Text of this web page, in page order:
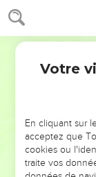
NE
ET SI LEURS
Votre
En cliquant sur
acceptez que
cookies ou
traite vos